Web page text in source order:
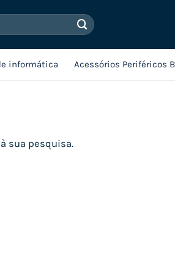
informática Acessórios Periféricos
sua pesquisa.